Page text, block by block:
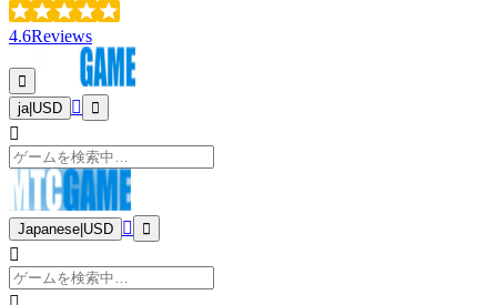
4.6Reviews
ja| USD
Japanese USD